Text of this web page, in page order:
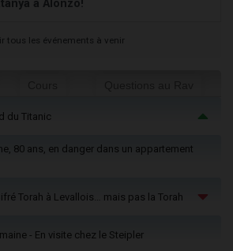
à Alonzo!
tous les événements à venir
du Titanic
80 ans, en danger dans un appartement
Torah à Levallois… mais pas la Torah
- En visite chez le Steipler